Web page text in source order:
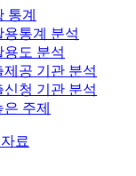
통계
용통계 분석
용도 분석
제공 기관 분석
신청 기관 분석
주제
료